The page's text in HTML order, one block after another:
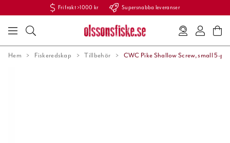
Fri frakt >1000 kr Supersnabba leveranser
Hem Fiskeredskap Tillbehör CWC Pike Shallow Screw, small 5-